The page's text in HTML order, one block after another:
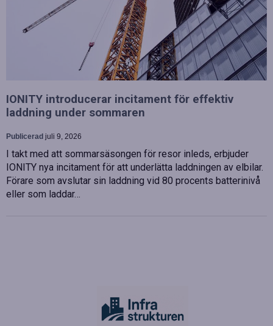
IONITY introducerar incitament för effektiv
laddning under sommaren
Publicerad juli 9, 2026
I takt med att sommarsäsongen för resor inleds, erbjuder
IONITY nya incitament för att underlätta laddningen av elbilar.
Förare som avslutar sin laddning vid 80 procents batterinivå
eller som laddar…